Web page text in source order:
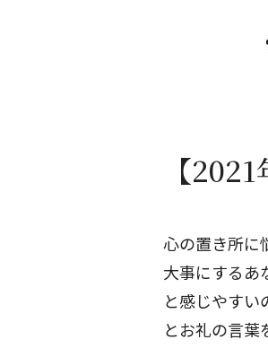
【
心の置き所に
大事にするあ
と感じやすい
とお礼の言葉